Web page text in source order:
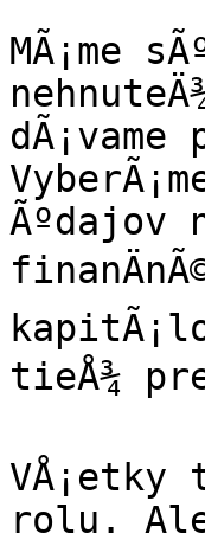
MÃ¡me
Ãºdajov
tieÅ¾
rolu.